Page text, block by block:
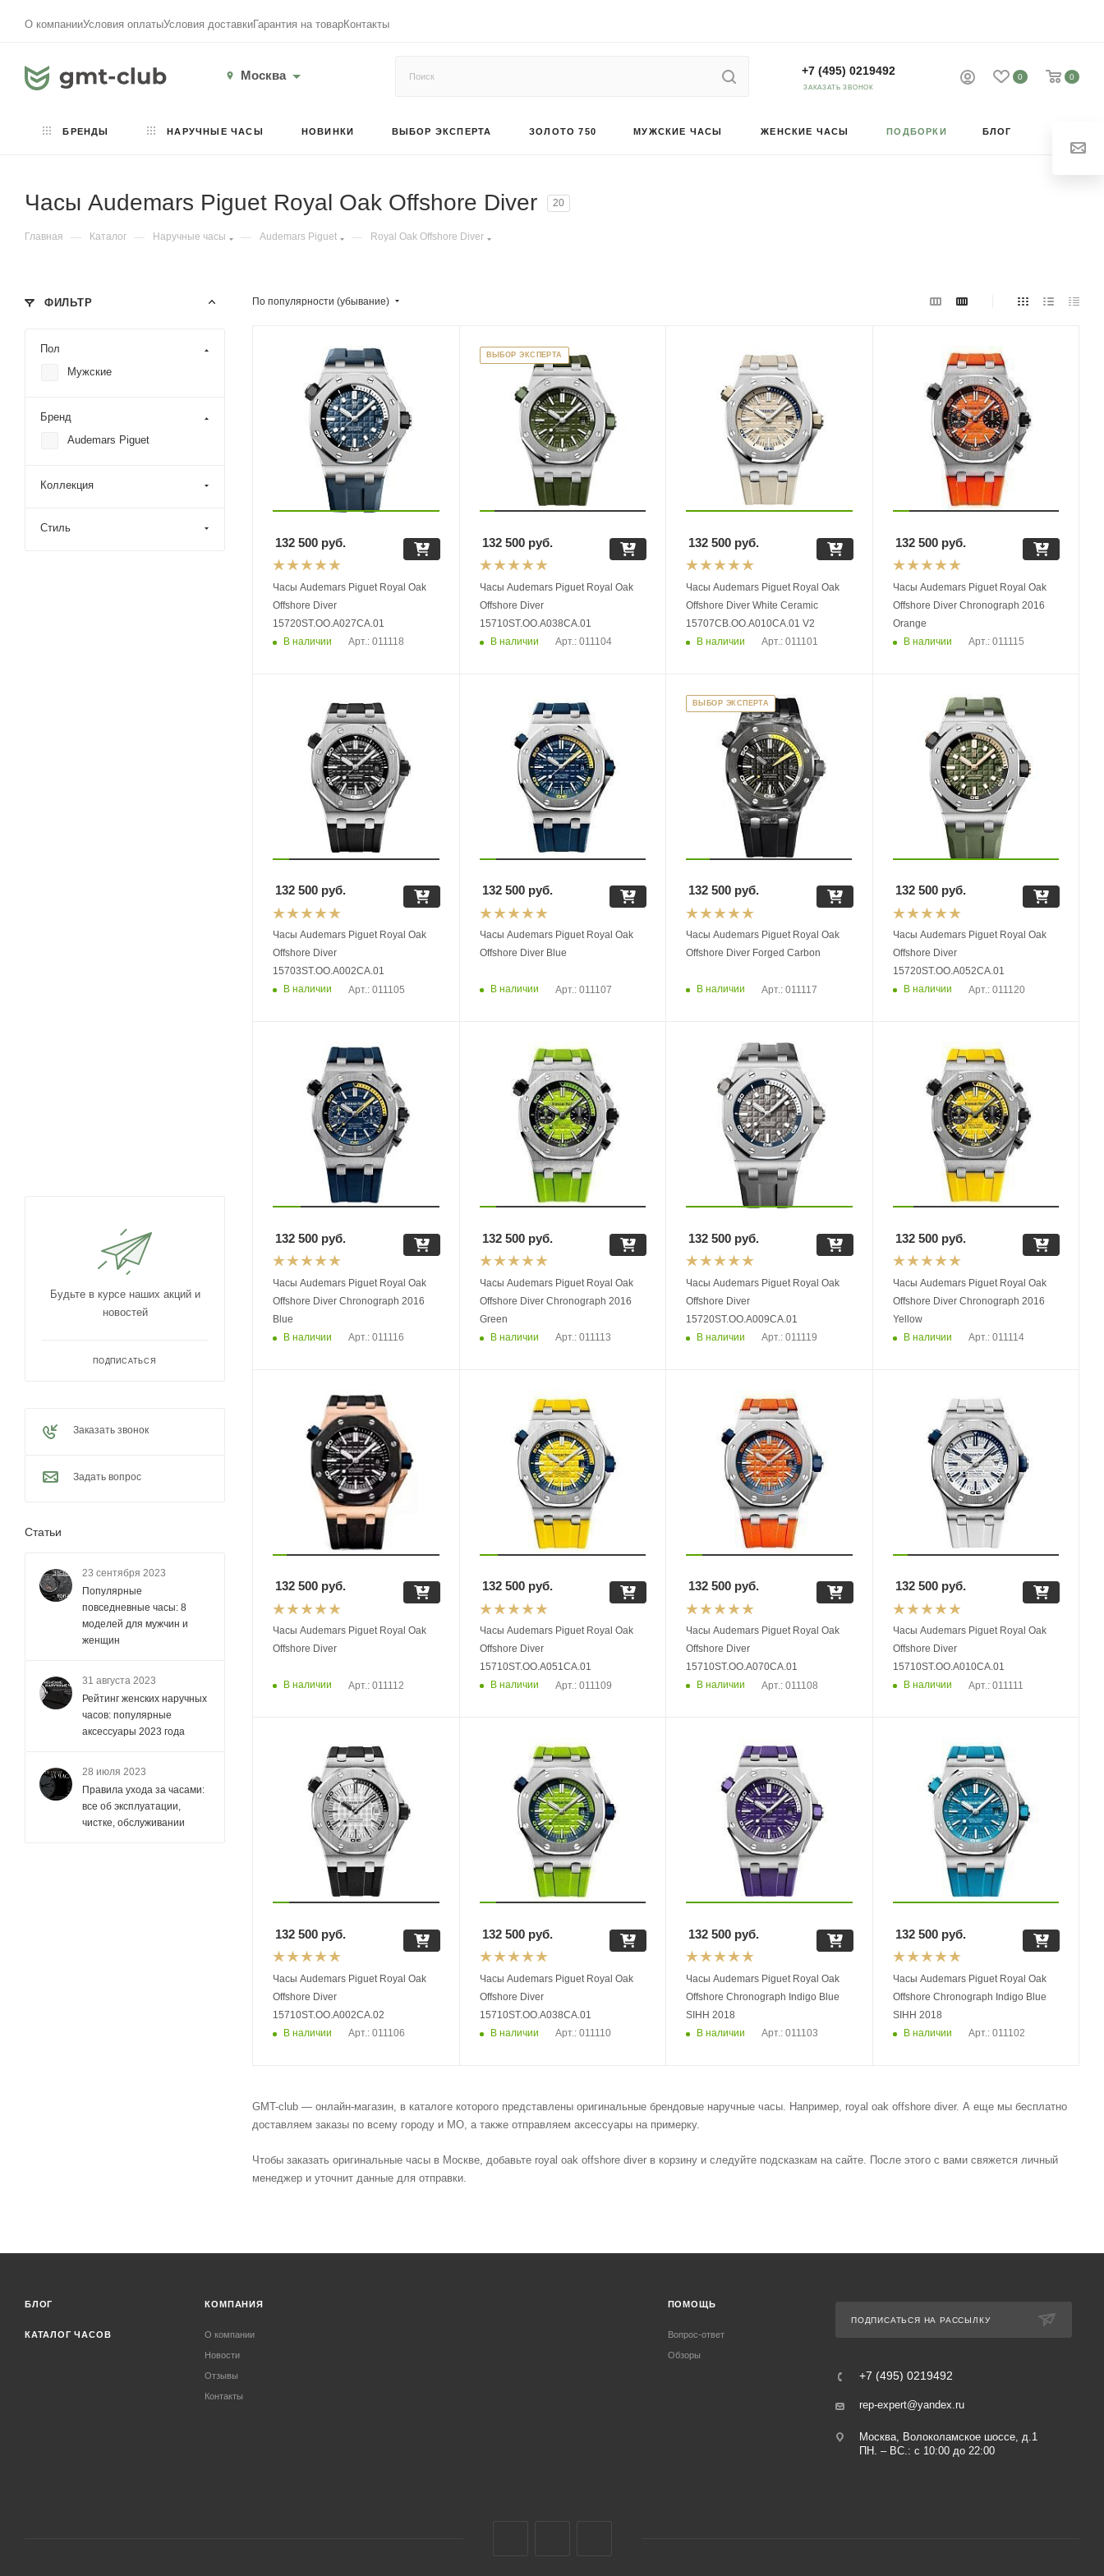
О компанииУсловия оплатыУсловия доставкиГарантия на товарКонтакты
Москва 0 0
+7 (495) 0219492
ЗАКАЗАТЬ ЗВОНОК
БРЕНДЫ НАРУЧНЫЕ ЧАСЫ НОВИНКИ ВЫБОР ЭКСПЕРТА ЗОЛОТО 750 МУЖСКИЕ ЧАСЫ ЖЕНСКИЕ ЧАСЫ ПОДБОРКИ БЛОГ
Часы Audemars Piguet Royal Oak Offshore Diver 20
Главная — Каталог — Наручные часы — Audemars Piguet — Royal Oak Offshore Diver
По популярности (убывание)
Часы Audemars Piguet Royal Oak
Offshore Diver
15720ST.OO.A027CA.01
В наличии
Арт.: 011118
132 500 руб.
ВЫБОР ЭКСПЕРТА
Часы Audemars Piguet Royal Oak
Offshore Diver
15710ST.OO.A038CA.01
В наличии
Арт.: 011104
132 500руб.
Часы Audemars Piguet Royal Oak
Offshore Diver White Ceramic
15707CB.OO.A010CA.01 V2
В наличии
Арт.: 011101
132 500 руб.
Часы Audemars Piguet Royal Oak
Offshore Diver Chronograph 2016
Orange
В наличии
Арт.: 011115
132 500руб.
Часы Audemars Piguet Royal Oak
Offshore Diver
15703ST.OO.A002CA.01
В наличии
Арт.: 011105
132 500 руб.
Часы Audemars Piguet Royal Oak
Offshore Diver Blue
В наличии Арт.: 011107
132 500руб.
ВЫБОР ЭКСПЕРТА
Часы Audemars Piguet Royal Oak
Offshore Diver Forged Carbon
В наличии Арт.: 011117
132 500 руб.
Часы Audemars Piguet Royal Oak
Offshore Diver
15720ST.OO.A052CA.01
В наличии
Арт.: 011120
132 500руб.
Часы Audemars Piguet Royal Oak
Offshore Diver Chronograph 2016
Blue
В наличии
Арт.: 011116
132 500 руб.
Часы Audemars Piguet Royal Oak
Offshore Diver Chronograph 2016
Green
В наличии
Арт.: 011113
132 500руб.
Часы Audemars Piguet Royal Oak
Offshore Diver
15720ST.OO.A009CA.01
В наличии
Арт.: 011119
132 500 руб.
Часы Audemars Piguet Royal Oak
Offshore Diver Chronograph 2016
Yellow
В наличии
Арт.: 011114
132 500руб.
Часы Audemars Piguet Royal Oak
Offshore Diver
В наличии Арт.: 011112
132 500 руб.
Часы Audemars Piguet Royal Oak
Offshore Diver
15710ST.OO.A051CA.01
В наличии
Арт.: 011109
132 500руб.
Часы Audemars Piguet Royal Oak
Offshore Diver
15710ST.OO.A070CA.01
В наличии
Арт.: 011108
132 500 руб.
Часы Audemars Piguet Royal Oak
Offshore Diver
15710ST.OO.A010CA.01
В наличии
Арт.: 011111
132 500руб.
Часы Audemars Piguet Royal Oak
Offshore Diver
15710ST.OO.A002CA.02
В наличии
Арт.: 011106
132 500 руб.
Часы Audemars Piguet Royal Oak
Offshore Diver
15710ST.OO.A038CA.01
В наличии
Арт.: 011110
132 500руб.
Часы Audemars Piguet Royal Oak
Offshore Chronograph Indigo Blue
SIHH 2018
В наличии
Арт.: 011103
132 500 руб.
Часы Audemars Piguet Royal Oak
Offshore Chronograph Indigo Blue
SIHH 2018
В наличии
Арт.: 011102
132 500руб.
GMT-club — онлайн-магазин, в каталоге которого представлены оригинальные брендовые наручные часы. Например, royal oak offshore diver. А еще мы бесплатно
доставляем заказы по всему городу и МО, а также отправляем аксессуары на примерку.
Чтобы заказать оригинальные часы в Москве, добавьте royal oak offshore diver в корзину и следуйте подсказкам на сайте. После этого с вами свяжется личный
менеджер и уточнит данные для отправки.
ФИЛЬТР
Пол
Мужские
Бренд
Audemars Piguet
Коллекция
Стиль
Будьте в курсе наших акций и
новостей
ПОДПИСАТЬСЯ
Заказать звонок
Задать вопрос
Статьи
23 сентября 2023
Популярные
повседневные часы: 8
моделей для мужчин и
женщин
31 августа 2023
Рейтинг женских наручных
часов: популярные
аксессуары 2023 года
28 июля 2023
Правила ухода за часами:
все об эксплуатации,
чистке, обслуживании
БЛОГ
КАТАЛОГ ЧАСОВ
КОМПАНИЯ
О компании
Новости
Отзывы
Контакты
ПОМОЩЬ
Вопрос-ответ
Обзоры
ПОДПИСАТЬСЯ НА РАССЫЛКУ
+7 (495) 0219492
rep-expert@yandex.ru
Москва, Волоколамское шоссе, д.1
ПН. – ВС.: с 10:00 до 22:00